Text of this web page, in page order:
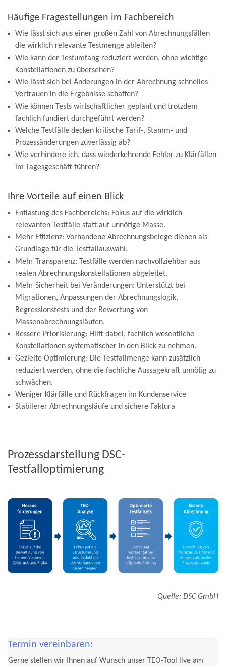
Häufige Fragestellungen im Fachbereich
Wie lässt sich aus einer großen Zahl von Abrechnungsfällen
die wirklich relevante Testmenge ableiten?
Wie kann der Testumfang reduziert werden, ohne wichtige
Konstellationen zu übersehen?
Wie lässt sich bei Änderungen in der Abrechnung schnelles
Vertrauen in die Ergebnisse schaffen?
Wie können Tests wirtschaftlicher geplant und trotzdem
fachlich fundiert durchgeführt werden?
Welche Testfälle decken kritische Tarif-, Stamm- und
Prozessänderungen zuverlässig ab?
Wie verhindere ich, dass wiederkehrende Fehler zu Klärfällen
im Tagesgeschäft führen?
Ihre Vorteile auf einen Blick
Entlastung des Fachbereichs: Fokus auf die wirklich
relevanten Testfälle statt auf unnötige Masse.
Mehr Effizienz: Vorhandene Abrechnungsbelege dienen als
Grundlage für die Testfallauswahl.
Mehr Transparenz: Testfälle werden nachvollziehbar aus
realen Abrechnungskonstellationen abgeleitet.
Mehr Sicherheit bei Veränderungen: Unterstützt bei
Migrationen, Anpassungen der Abrechnungslogik,
Regressionstests und der Bewertung von
Massenabrechnungsläufen.
Bessere Priorisierung: Hilft dabei, fachlich wesentliche
Konstellationen systematischer in den Blick zu nehmen.
Gezielte Optimierung: Die Testfallmenge kann zusätzlich
reduziert werden, ohne die fachliche Aussagekraft unnötig zu
schwächen.
Weniger Klärfälle und Rückfragen im Kundenservice
Stabilerer Abrechnungsläufe und sichere Faktura
Prozessdarstellung DSC-
Testfalloptimierung
Quelle: DSC GmbH
Termin vereinbaren:
Gerne stellen wir Ihnen auf Wunsch unser TEO-Tool live am